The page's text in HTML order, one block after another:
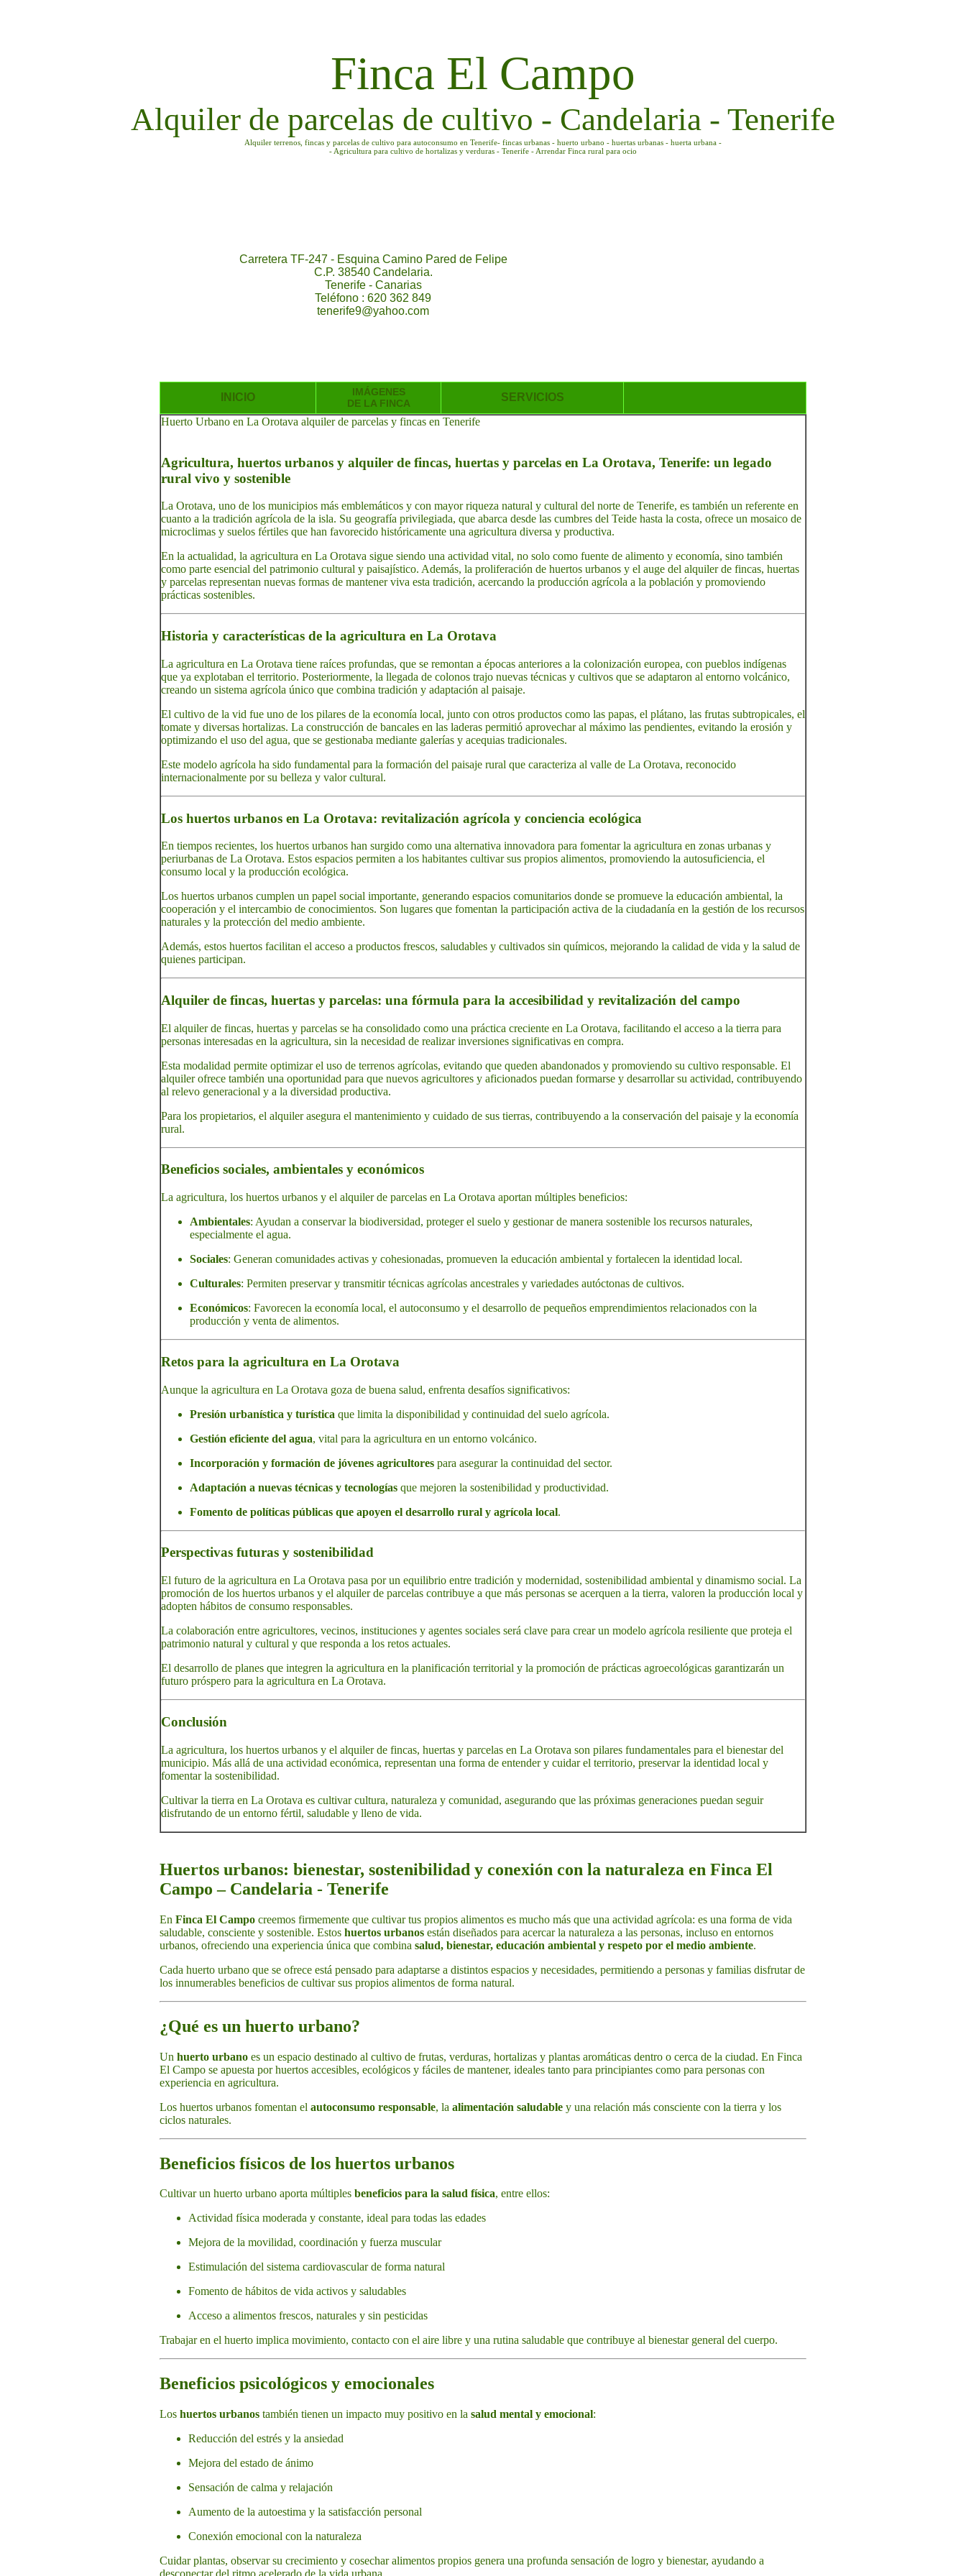
Finca El Campo
Alquiler de parcelas de cultivo - Candelaria - Tenerife
Alquiler terrenos, fincas y parcelas de cultivo para autoconsumo en Tenerife- fincas urbanas - huerto urbano - huertas urbanas - huerta urbana -
- Agricultura para cultivo de hortalizas y verduras - Tenerife - Arrendar Finca rural para ocio
Carretera TF-247 - Esquina Camino Pared de Felipe
C.P. 38540 Candelaria.
Tenerife - Canarias
Teléfono : 620 362 849
tenerife9@yahoo.com
INICIO
IMÁGENES
DE LA FINCA
SERVICIOS
Huerto Urbano en La Orotava alquiler de parcelas y fincas en Tenerife
Agricultura, huertos urbanos y alquiler de fincas, huertas y parcelas en La Orotava, Tenerife: un legado
rural vivo y sostenible
La Orotava, uno de los municipios más emblemáticos y con mayor riqueza natural y cultural del norte de Tenerife, es también un referente en
cuanto a la tradición agrícola de la isla. Su geografía privilegiada, que abarca desde las cumbres del Teide hasta la costa, ofrece un mosaico de
microclimas y suelos fértiles que han favorecido históricamente una agricultura diversa y productiva.
En la actualidad, la agricultura en La Orotava sigue siendo una actividad vital, no solo como fuente de alimento y economía, sino también
como parte esencial del patrimonio cultural y paisajístico. Además, la proliferación de huertos urbanos y el auge del alquiler de fincas, huertas
y parcelas representan nuevas formas de mantener viva esta tradición, acercando la producción agrícola a la población y promoviendo
prácticas sostenibles.
Historia y características de la agricultura en La Orotava
La agricultura en La Orotava tiene raíces profundas, que se remontan a épocas anteriores a la colonización europea, con pueblos indígenas
que ya explotaban el territorio. Posteriormente, la llegada de colonos trajo nuevas técnicas y cultivos que se adaptaron al entorno volcánico,
creando un sistema agrícola único que combina tradición y adaptación al paisaje.
El cultivo de la vid fue uno de los pilares de la economía local, junto con otros productos como las papas, el plátano, las frutas subtropicales, el
tomate y diversas hortalizas. La construcción de bancales en las laderas permitió aprovechar al máximo las pendientes, evitando la erosión y
optimizando el uso del agua, que se gestionaba mediante galerías y acequias tradicionales.
Este modelo agrícola ha sido fundamental para la formación del paisaje rural que caracteriza al valle de La Orotava, reconocido
internacionalmente por su belleza y valor cultural.
Los huertos urbanos en La Orotava: revitalización agrícola y conciencia ecológica
En tiempos recientes, los huertos urbanos han surgido como una alternativa innovadora para fomentar la agricultura en zonas urbanas y
periurbanas de La Orotava. Estos espacios permiten a los habitantes cultivar sus propios alimentos, promoviendo la autosuficiencia, el
consumo local y la producción ecológica.
Los huertos urbanos cumplen un papel social importante, generando espacios comunitarios donde se promueve la educación ambiental, la
cooperación y el intercambio de conocimientos. Son lugares que fomentan la participación activa de la ciudadanía en la gestión de los recursos
naturales y la protección del medio ambiente.
Además, estos huertos facilitan el acceso a productos frescos, saludables y cultivados sin químicos, mejorando la calidad de vida y la salud de
quienes participan.
Alquiler de fincas, huertas y parcelas: una fórmula para la accesibilidad y revitalización del campo
El alquiler de fincas, huertas y parcelas se ha consolidado como una práctica creciente en La Orotava, facilitando el acceso a la tierra para
personas interesadas en la agricultura, sin la necesidad de realizar inversiones significativas en compra.
Esta modalidad permite optimizar el uso de terrenos agrícolas, evitando que queden abandonados y promoviendo su cultivo responsable. El
alquiler ofrece también una oportunidad para que nuevos agricultores y aficionados puedan formarse y desarrollar su actividad, contribuyendo
al relevo generacional y a la diversidad productiva.
Para los propietarios, el alquiler asegura el mantenimiento y cuidado de sus tierras, contribuyendo a la conservación del paisaje y la economía
rural.
Beneficios sociales, ambientales y económicos
La agricultura, los huertos urbanos y el alquiler de parcelas en La Orotava aportan múltiples beneficios:
Ambientales: Ayudan a conservar la biodiversidad, proteger el suelo y gestionar de manera sostenible los recursos naturales,
especialmente el agua.
Sociales: Generan comunidades activas y cohesionadas, promueven la educación ambiental y fortalecen la identidad local.
Culturales: Permiten preservar y transmitir técnicas agrícolas ancestrales y variedades autóctonas de cultivos.
Económicos: Favorecen la economía local, el autoconsumo y el desarrollo de pequeños emprendimientos relacionados con la
producción y venta de alimentos.
Retos para la agricultura en La Orotava
Aunque la agricultura en La Orotava goza de buena salud, enfrenta desafíos significativos:
Presión urbanística y turística que limita la disponibilidad y continuidad del suelo agrícola.
Gestión eficiente del agua, vital para la agricultura en un entorno volcánico.
Incorporación y formación de jóvenes agricultores para asegurar la continuidad del sector.
Adaptación a nuevas técnicas y tecnologías que mejoren la sostenibilidad y productividad.
Fomento de políticas públicas que apoyen el desarrollo rural y agrícola local.
Perspectivas futuras y sostenibilidad
El futuro de la agricultura en La Orotava pasa por un equilibrio entre tradición y modernidad, sostenibilidad ambiental y dinamismo social. La
promoción de los huertos urbanos y el alquiler de parcelas contribuye a que más personas se acerquen a la tierra, valoren la producción local y
adopten hábitos de consumo responsables.
La colaboración entre agricultores, vecinos, instituciones y agentes sociales será clave para crear un modelo agrícola resiliente que proteja el
patrimonio natural y cultural y que responda a los retos actuales.
El desarrollo de planes que integren la agricultura en la planificación territorial y la promoción de prácticas agroecológicas garantizarán un
futuro próspero para la agricultura en La Orotava.
Conclusión
La agricultura, los huertos urbanos y el alquiler de fincas, huertas y parcelas en La Orotava son pilares fundamentales para el bienestar del
municipio. Más allá de una actividad económica, representan una forma de entender y cuidar el territorio, preservar la identidad local y
fomentar la sostenibilidad.
Cultivar la tierra en La Orotava es cultivar cultura, naturaleza y comunidad, asegurando que las próximas generaciones puedan seguir
disfrutando de un entorno fértil, saludable y lleno de vida.
Huertos urbanos: bienestar, sostenibilidad y conexión con la naturaleza en Finca El
Campo – Candelaria - Tenerife
En Finca El Campo creemos firmemente que cultivar tus propios alimentos es mucho más que una actividad agrícola: es una forma de vida
saludable, consciente y sostenible. Estos huertos urbanos están diseñados para acercar la naturaleza a las personas, incluso en entornos
urbanos, ofreciendo una experiencia única que combina salud, bienestar, educación ambiental y respeto por el medio ambiente.
Cada huerto urbano que se ofrece está pensado para adaptarse a distintos espacios y necesidades, permitiendo a personas y familias disfrutar de
los innumerables beneficios de cultivar sus propios alimentos de forma natural.
¿Qué es un huerto urbano?
Un huerto urbano es un espacio destinado al cultivo de frutas, verduras, hortalizas y plantas aromáticas dentro o cerca de la ciudad. En Finca
El Campo se apuesta por huertos accesibles, ecológicos y fáciles de mantener, ideales tanto para principiantes como para personas con
experiencia en agricultura.
Los huertos urbanos fomentan el autoconsumo responsable, la alimentación saludable y una relación más consciente con la tierra y los
ciclos naturales.
Beneficios físicos de los huertos urbanos
Cultivar un huerto urbano aporta múltiples beneficios para la salud física, entre ellos:
Actividad física moderada y constante, ideal para todas las edades
Mejora de la movilidad, coordinación y fuerza muscular
Estimulación del sistema cardiovascular de forma natural
Fomento de hábitos de vida activos y saludables
Acceso a alimentos frescos, naturales y sin pesticidas
Trabajar en el huerto implica movimiento, contacto con el aire libre y una rutina saludable que contribuye al bienestar general del cuerpo.
Beneficios psicológicos y emocionales
Los huertos urbanos también tienen un impacto muy positivo en la salud mental y emocional:
Reducción del estrés y la ansiedad
Mejora del estado de ánimo
Sensación de calma y relajación
Aumento de la autoestima y la satisfacción personal
Conexión emocional con la naturaleza
Cuidar plantas, observar su crecimiento y cosechar alimentos propios genera una profunda sensación de logro y bienestar, ayudando a